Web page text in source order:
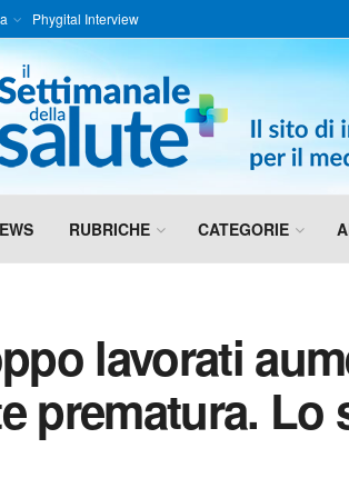
Phygital Interview
RUBRICHE CATEGORIE
lavorati
prematura. Lo